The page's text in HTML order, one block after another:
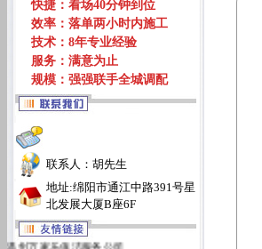
快捷：看场40分钟到位
效率：落单两小时内施工
技术：8年专业经验
服务：满意为止
规模：强强联手全城调配
联系人：胡先生
地址:绵阳市通江中路391号星
北发展大厦B座6F
温州万家乐保洁服务公司